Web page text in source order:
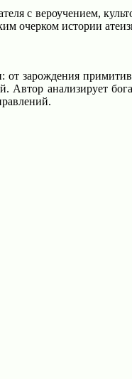
с вероучением,
очерком истории
от зарождения
Автор анализирует